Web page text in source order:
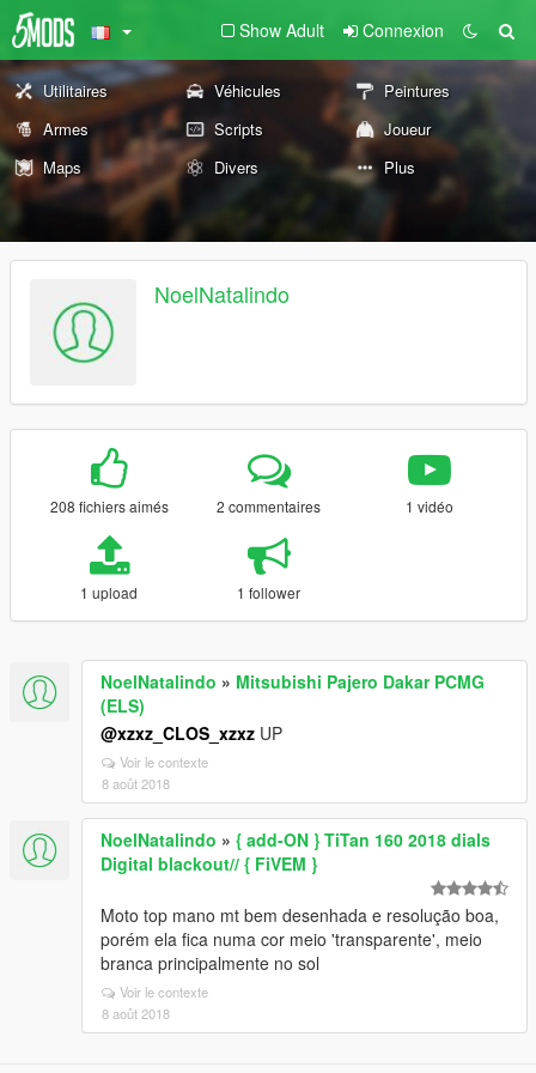
Show Adult Connexion
Utilitaires Véhicules
Peintures
Armes
Scripts
Joueur
Maps
Divers Plus
NoelNatalindo
208 fichiers aimés 2 commentaires 1 vidéo
1 upload 1 follower
NoelNatalindo » Mitsubishi Pajero Dakar PCMG
(ELS)
@xzxz_CLOS_xzxz UP
Voir le contexte
8 août 2018
NoelNatalindo » { add-ON } TiTan 160 2018 dials
Digital blackout// { FiVEM }
Moto top mano mt bem desenhada e resolução boa,
porém ela fica numa cor meio 'transparente', meio
branca principalmente no sol
Voir le contexte
8 août 2018